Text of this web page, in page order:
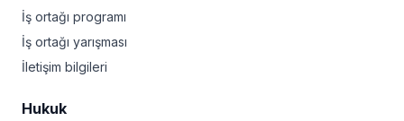
İş ortağı programı
İş ortağı yarışması
İletişim bilgileri
Hukuk